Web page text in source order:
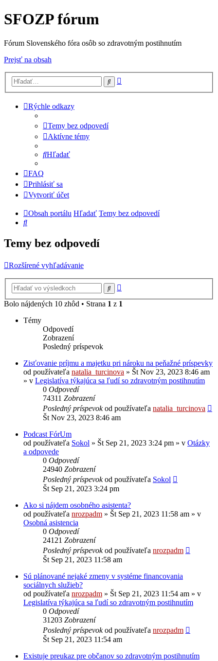
SFOZP fórum
Fórum Slovenského fóra osôb so zdravotným postihnutím
Prejsť na obsah
Hľadať
Rýchle odkazy
Temy bez odpovedí
Aktívne témy
Hľadať
FAQ
Prihlásiť sa
Vytvoriť účet
Obsah portálu Hľadať Temy bez odpovedí
Hľadať
Temy bez odpovedí
Rozšírené vyhľadávanie
Hľadať
Bolo nájdených 10 zhôd • Strana 1 z 1
Témy
Odpovedí
Zobrazení
Posledný príspevok
Zisťovanie príjmu a majetku pri nároku na peňažné príspevky
od používateľa natalia_turcinova » Št Nov 23, 2023 8:46 am
» v Legislatíva týkajúca sa ľudí so zdravotným postihnutím
0 Odpovedí
74311 Zobrazení
Posledný príspevokod používateľa natalia_turcinova
Št Nov 23, 2023 8:46 am
Podcast FórUm
od používateľa Sokol » Št Sep 21, 2023 3:24 pm » v Otázky
a odpovede
0 Odpovedí
24940 Zobrazení
Posledný príspevokod používateľa Sokol
Št Sep 21, 2023 3:24 pm
Ako si nájdem osobného asistenta?
od používateľa nrozpadm » Št Sep 21, 2023 11:58 am » v
Osobná asistencia
0 Odpovedí
24121 Zobrazení
Posledný príspevokod používateľa nrozpadm
Št Sep 21, 2023 11:58 am
Sú plánované nejaké zmeny v systéme financovania
sociálnych služieb?
od používateľa nrozpadm » Št Sep 21, 2023 11:54 am » v
Legislatíva týkajúca sa ľudí so zdravotným postihnutím
0 Odpovedí
31203 Zobrazení
Posledný príspevokod používateľa nrozpadm
Št Sep 21, 2023 11:54 am
Existuje preukaz pre občanov so zdravotným postihnutím